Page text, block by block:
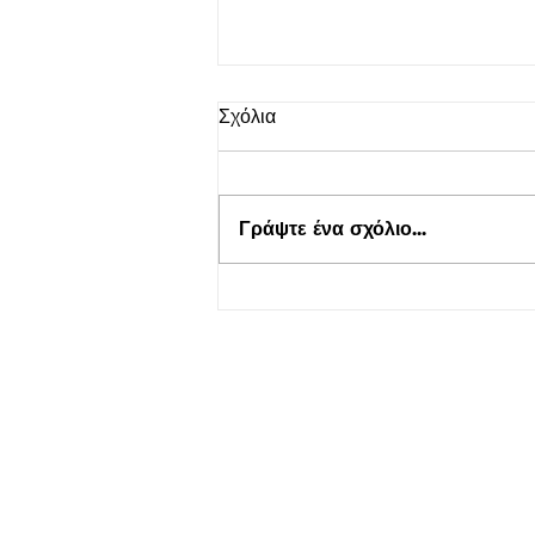
Σχόλια
Γράψτε ένα σχόλιο...